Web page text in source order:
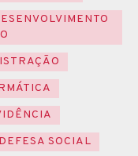
SOCIAL